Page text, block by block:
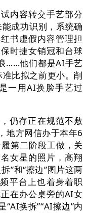
内容转交手艺部分
成功识别，系统确
书虚假内容管理担
时捷女销冠和台球
……他们都是AI手艺
比拟之前更小。削
一用AI换脸手艺过
仍存正在规范不敷
地方网信办于本年6
第二阶段工做，关
女星的照片，高翔
”和“擦边”图片这两
平台上也着身着职
在办公桌旁的AI女
换拆”“AI擦边”内